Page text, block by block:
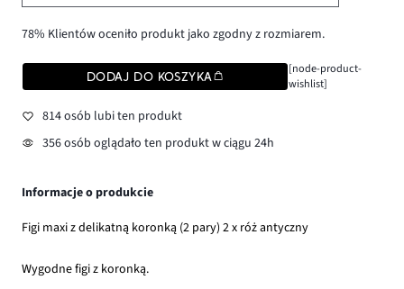
78% Klientów oceniło produkt jako zgodny z rozmiarem.
DODAJ DO KOSZYKA
[node-product-
wishlist]
814 osób lubi ten produkt
356 osób oglądało ten produkt w ciągu 24h
Informacje o produkcie
Figi maxi z delikatną koronką (2 pary) 2 x róż antyczny
Wygodne figi z koronką.